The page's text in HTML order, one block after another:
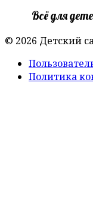
Всё для
© 2026 Детский
Политика